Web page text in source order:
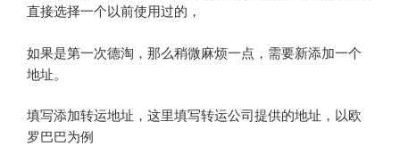
直接选择一个以前使用过的，
如果是第一次德淘，那么稍微麻烦一点，需要新添加一个
地址。
填写添加转运地址，这里填写转运公司提供的地址，以欧
罗巴巴为例